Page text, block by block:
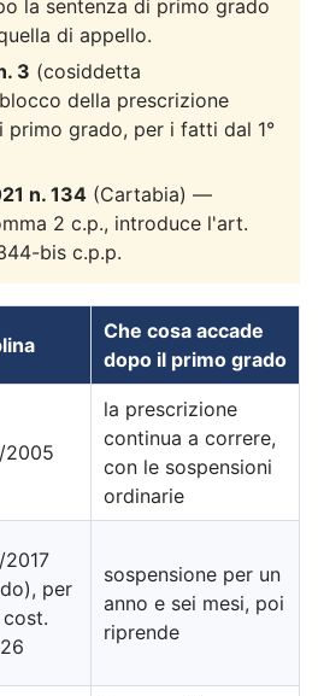
la sentenza di primo grado
di appello.
3 (cosiddetta
della prescrizione
primo grado, per i fatti dal 1°
n. 134 (Cartabia) —
2 c.p., introduce l'art.
bis c.p.p.
Che cosa accade
dopo il primo grado
2005
la prescrizione
continua a correre,
con le sospensioni
ordinarie
2017
per
sospensione per un
anno e sei mesi, poi
riprende